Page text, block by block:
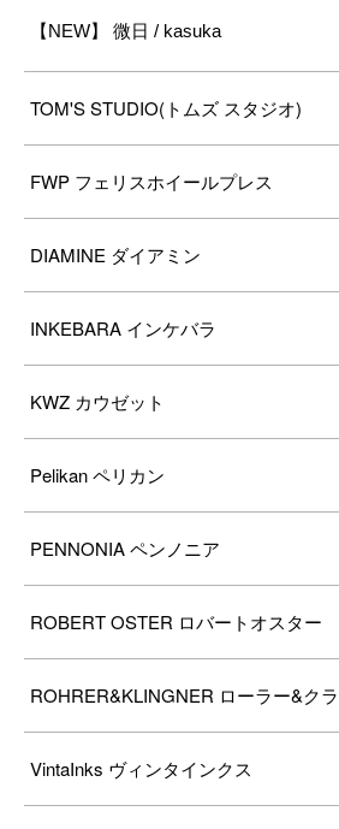
【NEW】 微日 / kasuka
TOM'S STUDIO(トムズ スタジオ)
FWP フェリスホイールプレス
DIAMINE ダイアミン
INKEBARA インケバラ
KWZ カウゼット
Pelikan ペリカン
PENNONIA ペンノニア
ROBERT OSTER ロバートオスター
ROHRER&KLINGNER ローラー&ク
VintaInks ヴィンタインクス